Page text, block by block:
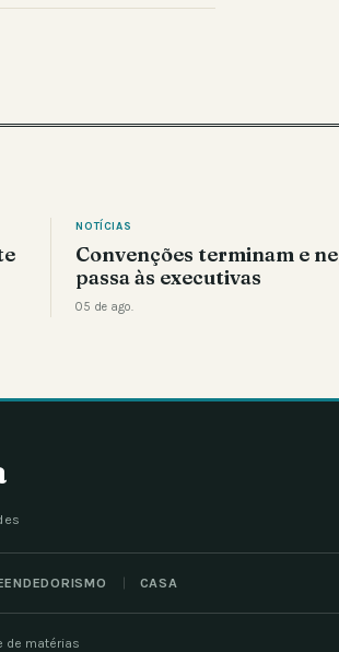
NOTÍCIAS
Convenções terminam e
passa às executivas
05 de ago.
CASA
de matérias